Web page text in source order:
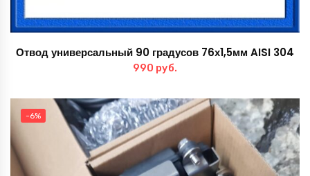
Отвод универсальный 90 градусов 76х1,5мм AISI 304
990 руб.
-6%